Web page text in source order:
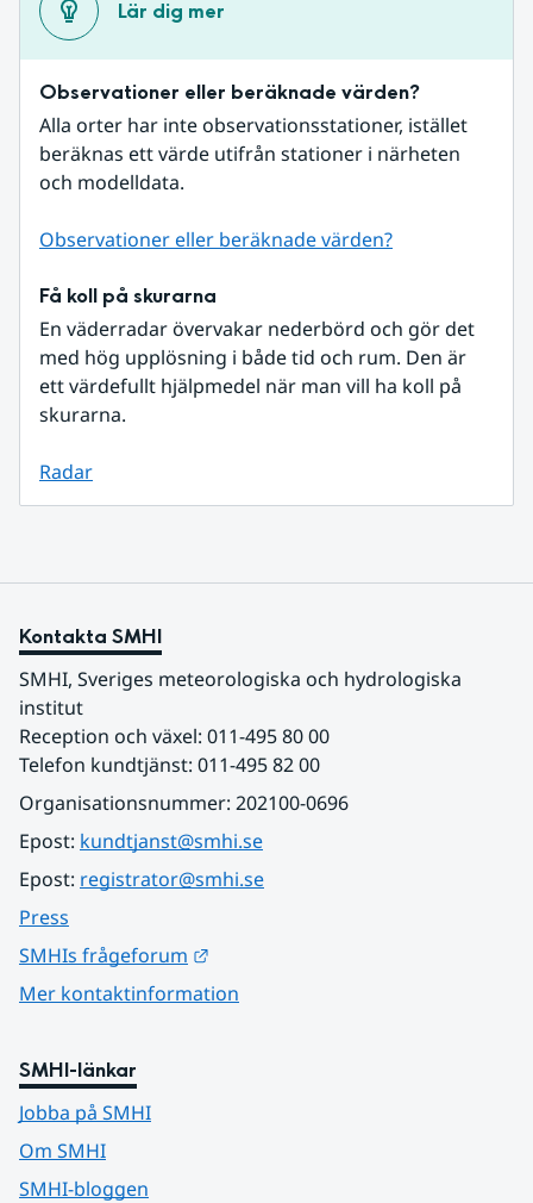
Lär dig mer
Observationer eller beräknade värden?
Alla orter har inte observationsstationer, istället
beräknas ett värde utifrån stationer i närheten
och modelldata.
Observationer eller beräknade värden?
Få koll på skurarna
En väderradar övervakar nederbörd och gör det
med hög upplösning i både tid och rum. Den är
ett värdefullt hjälpmedel när man vill ha koll på
skurarna.
Radar
Kontakta SMHI
SMHI, Sveriges meteorologiska och hydrologiska
institut
Reception och växel: 011-495 80 00
Telefon kundtjänst: 011-495 82 00
Organisationsnummer: 202100-0696
Epost: kundtjanst@smhi.se
Epost: registrator@smhi.se
Press
SMHIs frågeforum
Mer kontaktinformation
SMHI-länkar
Jobba på SMHI
Om SMHI
SMHI-bloggen